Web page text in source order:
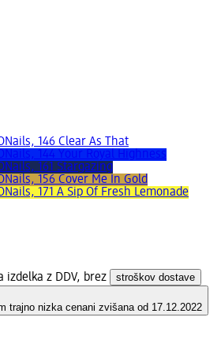
146 Clear As That
144 Your Royal Highness
161 Stargazing
156 Cover Me In Gold
171 A Sip Of Fresh Lemonade
izdelka z DDV, brez stroškov dostave
trajno nizka cenani zvišana od 17.12.2022